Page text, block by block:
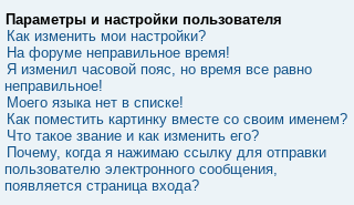
Параметры и настройки пользователя
Как изменить мои настройки?
На форуме неправильное время!
Я изменил часовой пояс, но время все равно
неправильное!
Моего языка нет в списке!
Как поместить картинку вместе со своим именем?
Что такое звание и как изменить его?
Почему, когда я нажимаю ссылку для отправки
пользователю электронного сообщения,
появляется страница входа?